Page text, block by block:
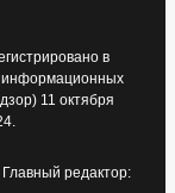
в
информационных
11 октября
редактор: